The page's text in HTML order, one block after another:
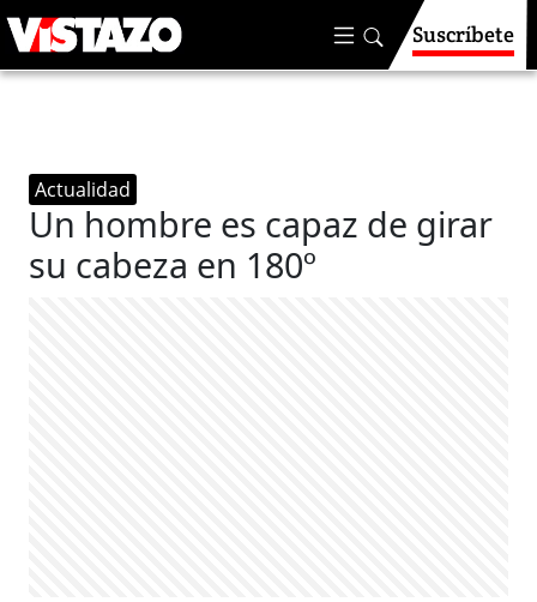
Suscríbete
Actualidad
Un hombre es capaz de girar
su cabeza en 180º